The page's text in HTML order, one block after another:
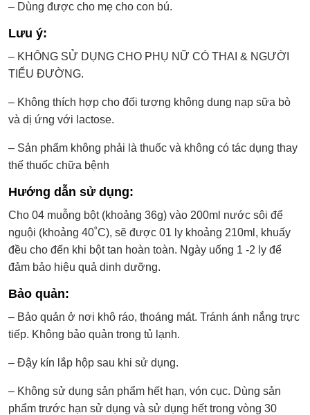
– Dùng được cho mẹ cho con bú.
Lưu ý:
– KHÔNG SỬ DỤNG CHO PHỤ NỮ CÓ THAI & NGƯỜI
TIỂU ĐƯỜNG.
– Không thích hợp cho đối tượng không dung nạp sữa bò
và dị ứng với lactose.
– Sản phẩm không phải là thuốc và không có tác dụng thay
thế thuốc chữa bệnh
Hướng dẫn sử dụng:
Cho 04 muỗng bột (khoảng 36g) vào 200ml nước sôi để
nguội (khoảng 40˚C), sẽ được 01 ly khoảng 210ml, khuấy
đều cho đến khi bột tan hoàn toàn. Ngày uống 1 -2 ly để
đảm bảo hiệu quả dinh dưỡng.
Bảo quản:
– Bảo quản ở nơi khô ráo, thoáng mát. Tránh ánh nắng trực
tiếp. Không bảo quản trong tủ lạnh.
– Đậy kín lắp hộp sau khi sử dụng.
– Không sử dụng sản phẩm hết hạn, vón cục. Dùng sản
phẩm trước hạn sử dụng và sử dụng hết trong vòng 30